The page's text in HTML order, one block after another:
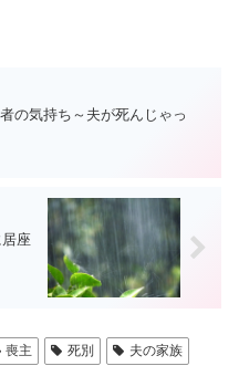
の気持ち～夫が死んじゃっ
座
喪主 死別
夫の家族